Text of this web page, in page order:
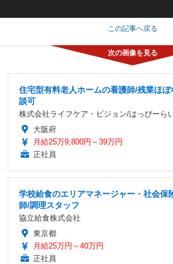
この記事へ戻る
住宅型有料老人ホームの看護師/残業ほ
談可
株式会社ライフケア・ビジョン/はっぴーら
大阪府
月給25万9,800円～39万円
正社員
学校給食のエリアマネージャー・社会保
師/調理スタッフ
協立給食株式会社
東京都
月給25万円～40万円
正社員